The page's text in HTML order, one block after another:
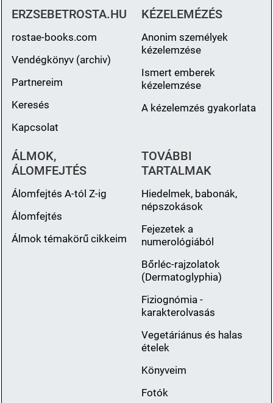
ERZSEBETROSTA.HU
rostae-books.com
Vendégkönyv (archiv)
Partnereim
Keresés
Kapcsolat
KÉZELEMÉZÉS
Anonim személyek
kézelemzése
Ismert emberek
kézelemzése
A kézelemzés gyakorlata
ÁLMOK,
ÁLOMFEJTÉS
Álomfejtés A-tól Z-ig
Álomfejtés
Álmok témakörű cikkeim
TOVÁBBI
TARTALMAK
Hiedelmek, babonák,
népszokások
Fejezetek a
numerológiából
Bőrléc-rajzolatok
(Dermatoglyphia)
Fiziognómia -
karakterolvasás
Vegetáriánus és halas
ételek
Könyveim
Fotók